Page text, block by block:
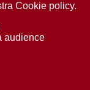
del 18 giugno
Cookie policy.
audience